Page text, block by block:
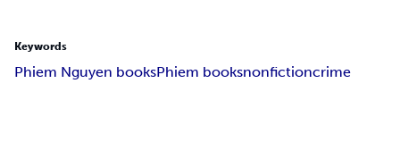
Keywords
Phiem Nguyen booksPhiem booksnonfictioncrime